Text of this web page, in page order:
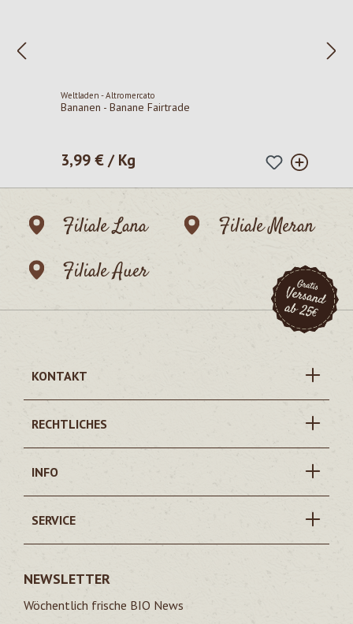
Weltladen - Altromercato
Bananen - Banane Fairtrade
Regulärer Preis:
3,99 € / Kg
Filiale Lana
Filiale Meran
Filiale Auer
KONTAKT
RECHTLICHES
INFO
SERVICE
NEWSLETTER
Wöchentlich frische BIO News